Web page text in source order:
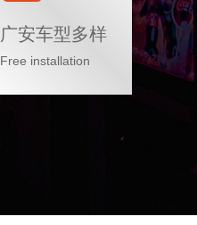
广安车型多样
Free installation